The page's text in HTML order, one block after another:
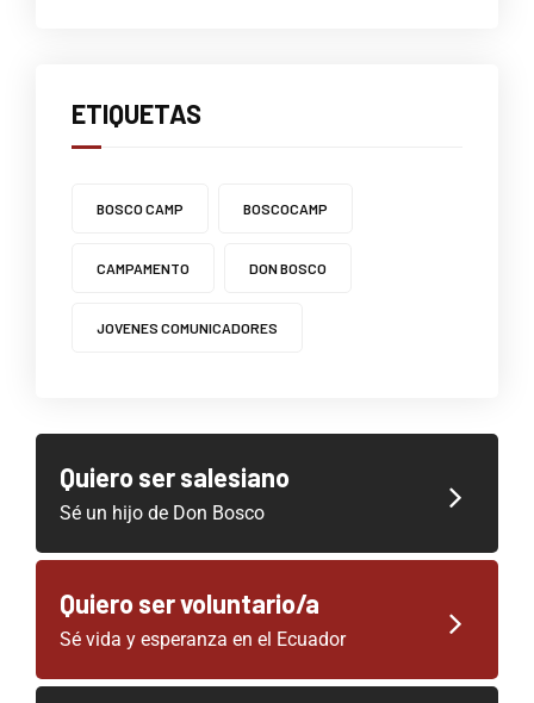
ETIQUETAS
BOSCO CAMP BOSCOCAMP
CAMPAMENTO DON BOSCO
JOVENES COMUNICADORES
Quiero ser salesiano
Sé un hijo de Don Bosco
Quiero ser voluntario/a
Sé vida y esperanza en el Ecuador